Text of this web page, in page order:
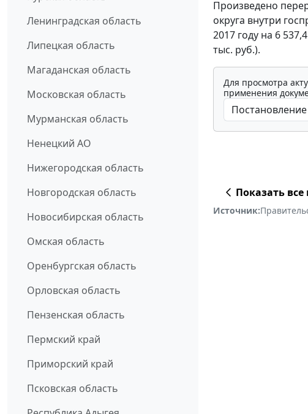
Ленинградская область
Липецкая область
Магаданская область
Московская область
Мурманская область
Ненецкий АО
Нижегородская область
Новгородская область
Новосибирская область
Омская область
Оренбургская область
Орловская область
Пензенская область
Пермский край
Приморский край
Псковская область
Произведено
округа внутри
2017 году на 6
тыс. руб.).
Для просмотра
применения
Показать
Источник: